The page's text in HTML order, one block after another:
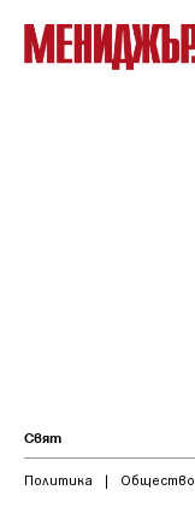
Свят
Политика | Общество